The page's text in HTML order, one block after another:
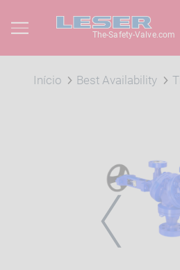
The-Safety-Valve.com
Início Best Availability